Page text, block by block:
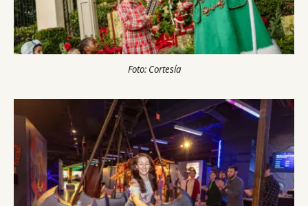
Foto: Cortesía